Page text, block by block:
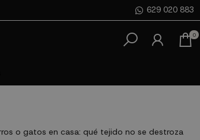
629 020 883
0